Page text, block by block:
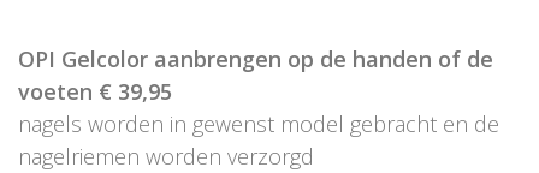
OPI Gelcolor aanbrengen op de handen of de
voeten € 39,95
nagels worden in gewenst model gebracht en de
nagelriemen worden verzorgd